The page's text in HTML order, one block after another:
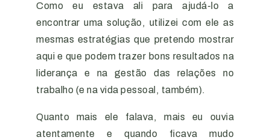
Como eu estava ali para ajudá-lo a
encontrar uma solução, utilizei com ele as
mesmas estratégias que pretendo mostrar
aqui e que podem trazer bons resultados na
liderança e na gestão das relações no
trabalho (e na vida pessoal, também).
Quanto mais ele falava, mais eu ouvia
atentamente e quando ficava mudo